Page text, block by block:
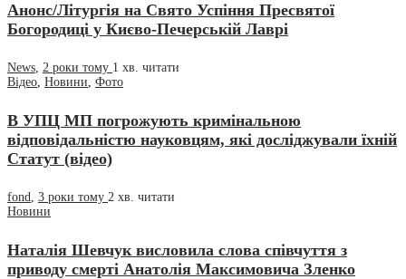
Анонс/Літургія на Свято Успіння Пресвятої
Богородиці у Києво-Печерській Лаврі
News, 2 роки тому 1 хв. читати
Відео, Новини, Фото
В УПЦ МП погрожують кримінальною
відповідальністю науковцям, які досліджували їхній
Статут (відео)
fond 3 роки тому 2 хв. читати
Новини
Наталія Шевчук висловила слова співчуття з
приводу смерті Анатолія Максимовича Зленко